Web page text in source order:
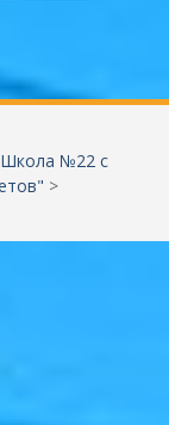
№22 c
>